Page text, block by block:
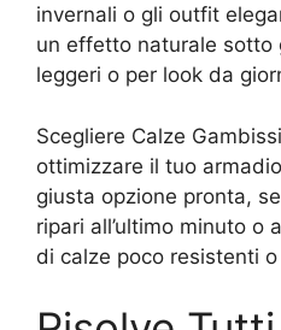
invernali o gli outfit
un effetto naturale sotto
leggeri o per look da
Scegliere Calze
ottimizzare il tuo
giusta opzione pronta,
ripari all’ultimo minuto o
di calze poco resistenti